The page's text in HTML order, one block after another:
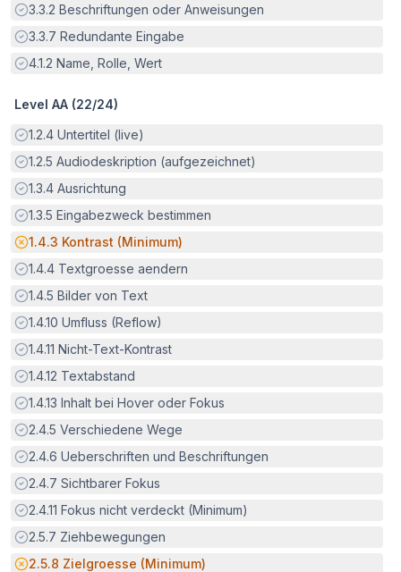
Erfüllt:
3.3.2 Beschriftungen oder Anweisungen
Erfüllt:
3.3.7 Redundante Eingabe
Erfüllt:
4.1.2 Name, Rolle, Wert
Level AA (22/24)
Erfüllt:
1.2.4 Untertitel (live)
Erfüllt:
1.2.5 Audiodeskription (aufgezeichnet)
Erfüllt:
1.3.4 Ausrichtung
Erfüllt:
1.3.5 Eingabezweck bestimmen
Potenzielle Barriere:
1.4.3 Kontrast (Minimum)
Erfüllt:
1.4.4 Textgroesse aendern
Erfüllt:
1.4.5 Bilder von Text
Erfüllt:
1.4.10 Umfluss (Reflow)
Erfüllt:
1.4.11 Nicht-Text-Kontrast
Erfüllt:
1.4.12 Textabstand
Erfüllt:
1.4.13 Inhalt bei Hover oder Fokus
Erfüllt:
2.4.5 Verschiedene Wege
Erfüllt:
2.4.6 Ueberschriften und Beschriftungen
Erfüllt:
2.4.7 Sichtbarer Fokus
Erfüllt:
2.4.11 Fokus nicht verdeckt (Minimum)
Erfüllt:
2.5.7 Ziehbewegungen
Potenzielle Barriere:
2.5.8 Zielgroesse (Minimum)